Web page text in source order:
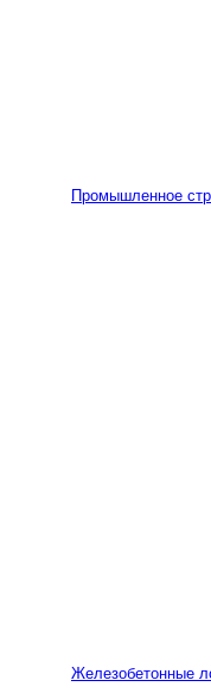
Промышленное
Железобетонные